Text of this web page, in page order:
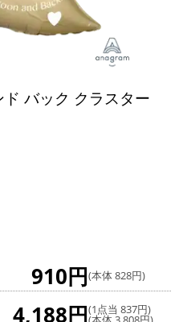
ド バック クラスター
910円(本体 828円)
4,188円(1点当 837円)